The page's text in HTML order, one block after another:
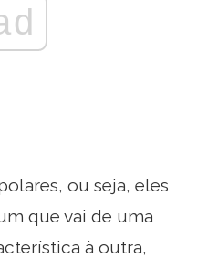
ou seja, eles
que vai de uma
à outra,